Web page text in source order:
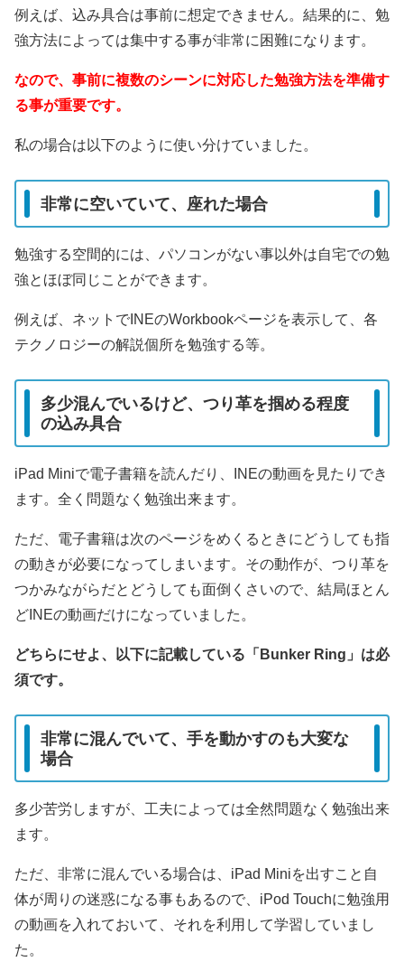
例えば、込み具合は事前に想定できません。結果的に、勉
強方法によっては集中する事が非常に困難になります。
なので、事前に複数のシーンに対応した勉強方法を準備す
る事が重要です。
私の場合は以下のように使い分けていました。
非常に空いていて、座れた場合
勉強する空間的には、パソコンがない事以外は自宅での勉
強とほぼ同じことができます。
例えば、ネットでINEのWorkbookページを表示して、各
テクノロジーの解説個所を勉強する等。
多少混んでいるけど、つり革を掴める程度
の込み具合
iPad Miniで電子書籍を読んだり、INEの動画を見たりでき
ます。全く問題なく勉強出来ます。
ただ、電子書籍は次のページをめくるときにどうしても指
の動きが必要になってしまいます。その動作が、つり革を
つかみながらだとどうしても面倒くさいので、結局ほとん
どINEの動画だけになっていました。
どちらにせよ、以下に記載している「Bunker Ring」は必
須です。
非常に混んでいて、手を動かすのも大変な
場合
多少苦労しますが、工夫によっては全然問題なく勉強出来
ます。
ただ、非常に混んでいる場合は、iPad Miniを出すこと自
体が周りの迷惑になる事もあるので、iPod Touchに勉強用
の動画を入れておいて、それを利用して学習していまし
た。